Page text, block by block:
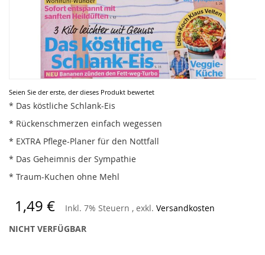
Seien Sie der erste, der dieses Produkt bewertet
* Das köstliche Schlank-Eis
* Rückenschmerzen einfach wegessen
* EXTRA Pflege-Planer für den Nottfall
* Das Geheimnis der Sympathie
* Traum-Kuchen ohne Mehl
1,49 € Inkl. 7% Steuern , exkl. Versandkosten
NICHT VERFÜGBAR
Zum
Anfang
Bildergalerie
springen